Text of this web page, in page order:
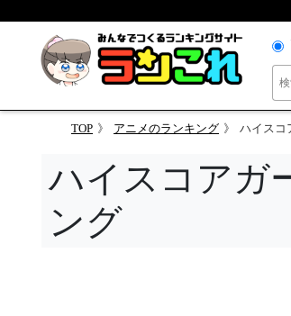
TOP アニメのランキング ハイスコ
ハイスコアガ
ング